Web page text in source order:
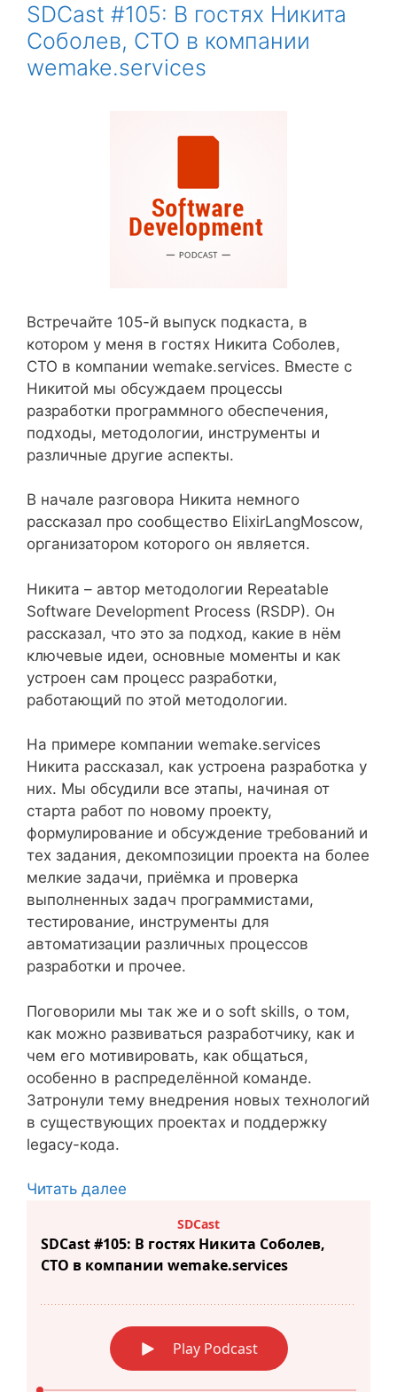
SDCast #105: В гостях Никита
Соболев, CTO в компании
wemake.services
Встречайте 105-й выпуск подкаста, в
котором у меня в гостях Никита Соболев,
CTO в компании wemake.services. Вместе с
Никитой мы обсуждаем процессы
разработки программного обеспечения,
подходы, методологии, инструменты и
различные другие аспекты.
В начале разговора Никита немного
рассказал про сообщество ElixirLangMoscow,
организатором которого он является.
Никита – автор методологии Repeatable
Software Development Process (RSDP). Он
рассказал, что это за подход, какие в нём
ключевые идеи, основные моменты и как
устроен сам процесс разработки,
работающий по этой методологии.
На примере компании wemake.services
Никита рассказал, как устроена разработка у
них. Мы обсудили все этапы, начиная от
старта работ по новому проекту,
формулирование и обсуждение требований и
тех задания, декомпозиции проекта на более
мелкие задачи, приёмка и проверка
выполненных задач программистами,
тестирование, инструменты для
автоматизации различных процессов
разработки и прочее.
Поговорили мы так же и о soft skills, о том,
как можно развиваться разработчику, как и
чем его мотивировать, как общаться,
особенно в распределённой команде.
Затронули тему внедрения новых технологий
в существующих проектах и поддержку
legacy-кода.
Читать далее